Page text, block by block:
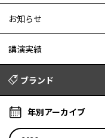
お知らせ
講演実績
ブランド
年別アーカイブ